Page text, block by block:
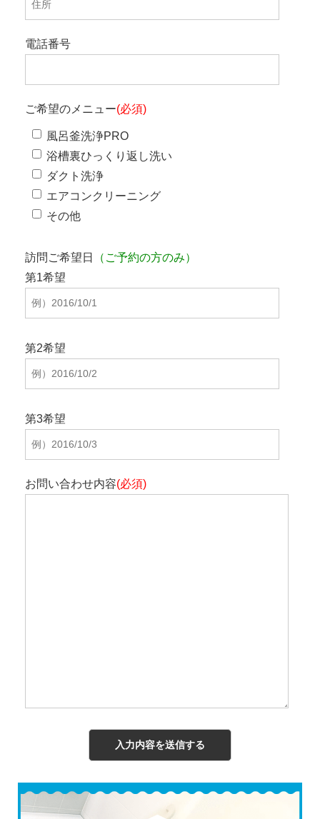
電話番号
ご希望のメニュー(必須)
風呂釜洗浄PRO
浴槽裏ひっくり返し洗い
ダクト洗浄
エアコンクリーニング
その他
訪問ご希望日
（ご予約の方のみ）
第1希望
第2希望
第3希望
お問い合わせ内容(必須)